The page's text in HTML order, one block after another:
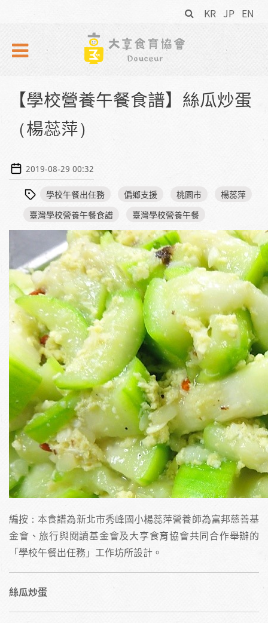
KR JP EN
搜
尋
表
【學校營養午餐食譜】絲瓜炒蛋
（楊蕊萍）
2019-08-29 00:32
學校午餐出任務 偏鄉支援 桃園市
楊蕊萍
臺灣學校營養午餐食譜
臺灣學校營養午餐
編按：本食譜為新北市秀峰國小楊蕊萍營養師為富邦慈善基
金會、旅行與閱讀基金會及大享食育協會共同合作舉辦的
「學校午餐出任務」工作坊所設計。
絲瓜炒蛋